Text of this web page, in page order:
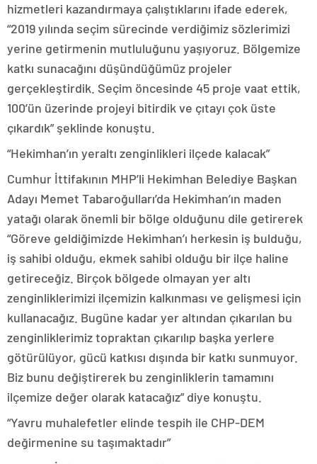
hizmetleri kazandırmaya çalıştıklarını ifade ederek,
“2019 yılında seçim sürecinde verdiğimiz sözlerimizi
yerine getirmenin mutluluğunu yaşıyoruz. Bölgemize
katkı sunacağını düşündüğümüz projeler
gerçekleştirdik. Seçim öncesinde 45 proje vaat ettik,
100’ün üzerinde projeyi bitirdik ve çıtayı çok üste
çıkardık” şeklinde konuştu.
“Hekimhan’ın yeraltı zenginlikleri ilçede kalacak”
Cumhur İttifakının MHP’li Hekimhan Belediye Başkan
Adayı Memet Tabaroğulları’da Hekimhan’ın maden
yatağı olarak önemli bir bölge olduğunu dile getirerek
“Göreve geldiğimizde Hekimhan’ı herkesin iş bulduğu,
iş sahibi olduğu, ekmek sahibi olduğu bir ilçe haline
getireceğiz. Birçok bölgede olmayan yer altı
zenginliklerimizi ilçemizin kalkınması ve gelişmesi için
kullanacağız. Bugüne kadar yer altından çıkarılan bu
zenginliklerimiz topraktan çıkarılıp başka yerlere
götürülüyor, gücü katkısı dışında bir katkı sunmuyor.
Biz bunu değiştirerek bu zenginliklerin tamamını
ilçemize değer olarak katacağız” diye konuştu.
“Yavru muhalefetler elinde tespih ile CHP-DEM
değirmenine su taşımaktadır”